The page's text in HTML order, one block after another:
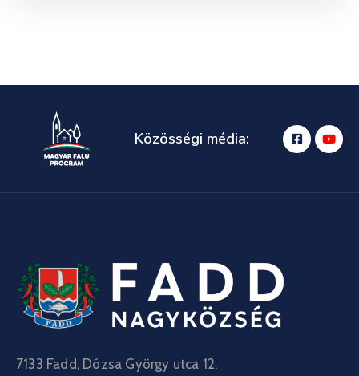
Közösségi média:
7133 Fadd, Dózsa György utca 12.